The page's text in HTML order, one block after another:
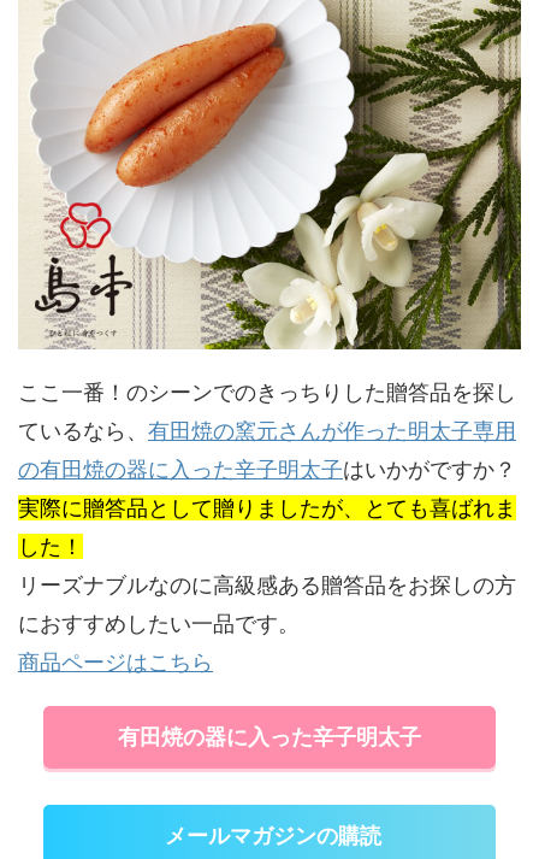
ここ一番！のシーンでのきっちりした贈答品を探し
ているなら、 有田焼の窯元さんが作った明太子専用
の有田焼の器に入った辛子明太子はいかがですか？
実際に贈答品として贈りましたが、とても喜ばれま
した！
リーズナブルなのに高級感ある贈答品をお探しの方
におすすめしたい一品です。
商品ページはこちら
有田焼の器に入った辛子明太子
メールマガジンの購読